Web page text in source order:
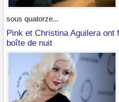
sous quatorze...
Pink et Christina Aguilera
boîte de nuit